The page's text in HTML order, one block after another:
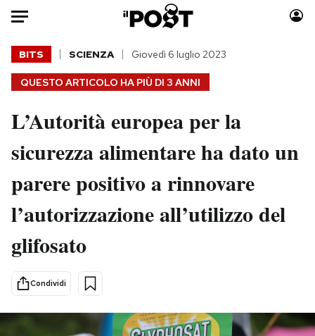
Auto
HOME
Italia
Politica
Tecnologia
Internet
Scienza
Cultura
Sport
Moda
Consumismi
Storie/Idee
Media
QUESTO ARTICOLO HA PIÙ DI 3 ANNI
BITS SCIENZA Giovedì 6 luglio 2023
L’Autorità europea per la
sicurezza alimentare ha dato un
parere positivo a rinnovare
l’autorizzazione all’utilizzo del
glifosato
Condividi